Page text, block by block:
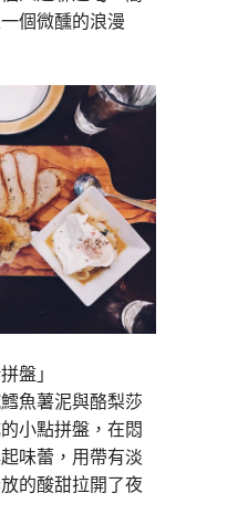
個微醺的浪漫
盤」
魚薯泥與酪梨莎
小點拼盤，在悶
味蕾，用帶有淡
的酸甜拉開了夜